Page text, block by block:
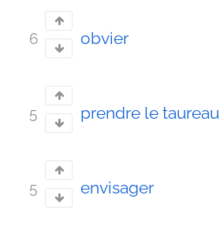
6 obvier
5 prendre le
5 envisager